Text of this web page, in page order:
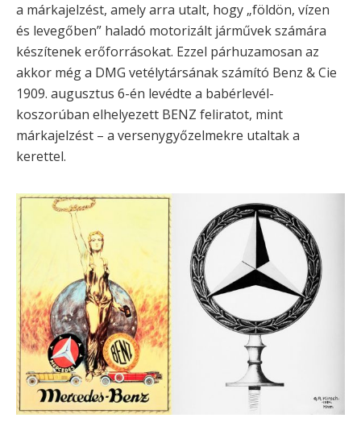
a márkajelzést, amely arra utalt, hogy „földön, vízen
és levegőben” haladó motorizált járművek számára
készítenek erőforrásokat. Ezzel párhuzamosan az
akkor még a DMG vetélytársának számító Benz & Cie
1909. augusztus 6-én levédte a babérlevél-
koszorúban elhelyezett BENZ feliratot, mint
márkajelzést – a versenygyőzelmekre utaltak a
kerettel.